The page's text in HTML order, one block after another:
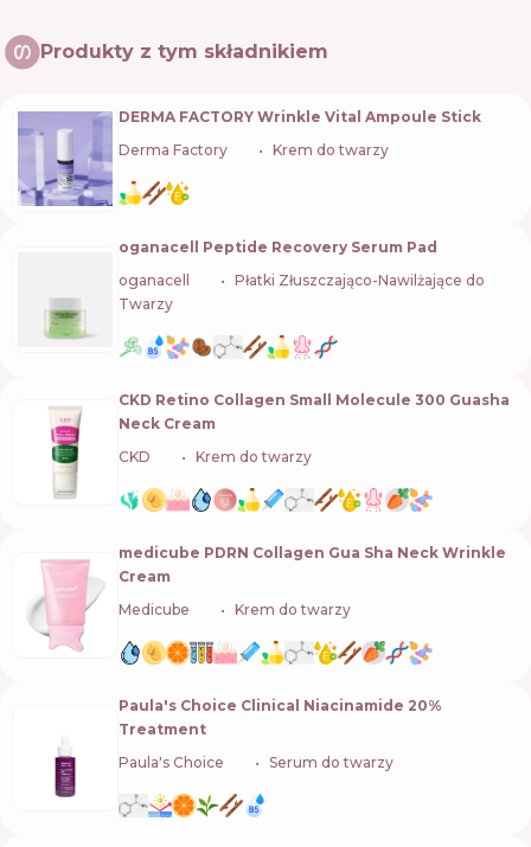
Produkty z tym składnikiem
DERMA FACTORY Wrinkle Vital Ampoule Stick
Derma Factory
Krem do twarzy
oganacell Peptide Recovery Serum Pad
oganacell
Płatki Złuszczająco-Nawilżające do
Twarzy
CKD Retino Collagen Small Molecule 300 Guasha
Neck Cream
CKD
Krem do twarzy
medicube PDRN Collagen Gua Sha Neck Wrinkle
Cream
Medicube
Krem do twarzy
Paula's Choice Clinical Niacinamide 20%
Treatment
Paula's Choice
Serum do twarzy